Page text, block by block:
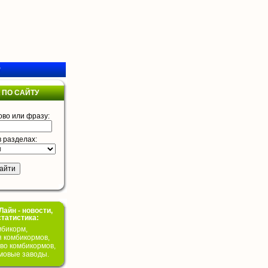
САЙТУ
или фразу:
разделах:
- новости,
комбикормов,
комбикормов,
заводы.